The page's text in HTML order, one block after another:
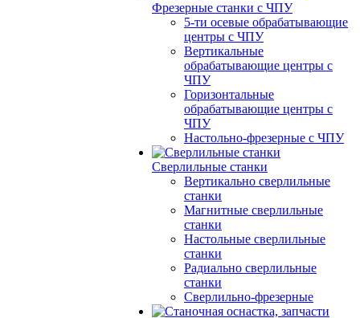
Фрезерные станки с ЧПУ
5-ти осевые обрабатывающие
центры с ЧПУ
Вертикальные
обрабатывающие центры с
ЧПУ
Горизонтальные
обрабатывающие центры с
ЧПУ
Настольно-фрезерные с ЧПУ
Сверлильные станки
Вертикально сверлильные
станки
Магнитные сверлильные
станки
Настольные сверлильные
станки
Радиально сверлильные
станки
Сверлильно-фрезерные